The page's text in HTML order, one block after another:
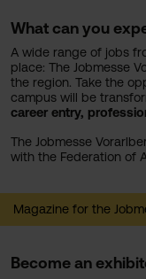
What can you
A wide range of jobs
place: The Jobmesse
the region. Take the
campus will be
career entry,
The Jobmesse
with the Federation of
Magazine for the
Become an